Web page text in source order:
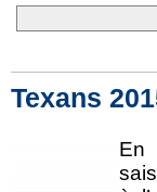
Texans
En